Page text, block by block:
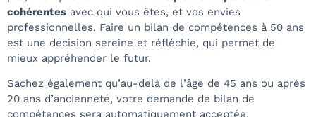
cohérentes avec qui vous êtes, et vos envies
professionnelles. Faire un bilan de compétences à 50 ans
est une décision sereine et réfléchie, qui permet de
mieux appréhender le futur.
Sachez également qu’au-delà de l’âge de 45 ans ou après
20 ans d’ancienneté, votre demande de bilan de
compétences sera automatiquement acceptée.